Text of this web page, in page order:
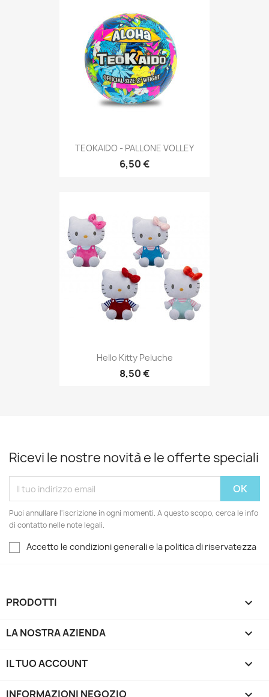
TEOKAIDO - PALLONE VOLLEY
6,50 €
Hello Kitty Peluche
8,50 €
Ricevi le nostre novità e le offerte speciali
Puoi annullare l'iscrizione in ogni momenti. A questo scopo, cerca le info
di contatto nelle note legali.
Accetto le condizioni generali e la politica di riservatezza
PRODOTTI 
LA NOSTRA AZIENDA 
IL TUO ACCOUNT 
INFORMAZIONI NEGOZIO